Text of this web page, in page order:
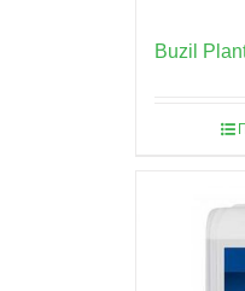
Buzil